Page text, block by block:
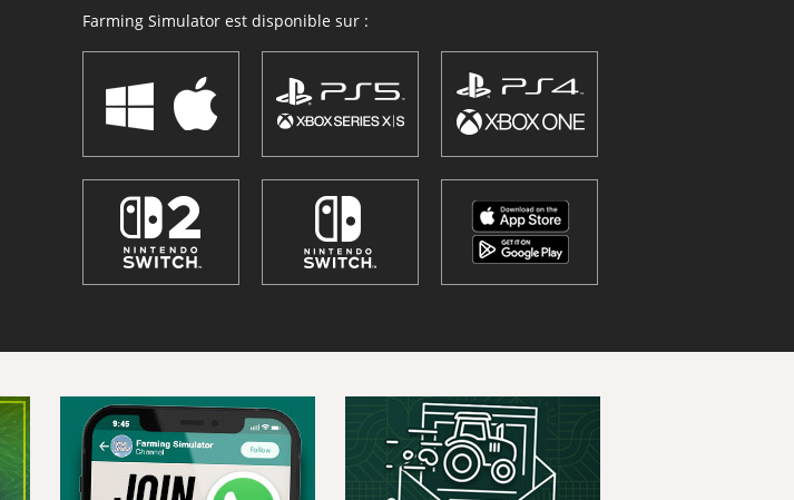
Farming Simulator est disponible sur :